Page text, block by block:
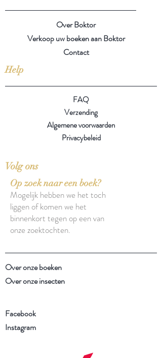
Over Boktor
Verkoop uw boeken aan Boktor
Contact
Help
FAQ
Verzending
Algemene voorwaarden
Privacybeleid
Volg ons
Op zoek naar een boek?
Mogelijk hebben we het toch
liggen of komen we het
binnenkort tegen op een van
onze zoektochten.
Over onze boeken
Over onze insecten
Facebook
Instagram